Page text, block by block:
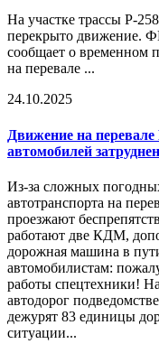
На участке трассы Р-
перекрыто движение.
сообщает о временном
на перевале ...
24.10.2025
Движение на перевале
автомобилей
Из-за сложных
автотранспорта на
проезжают
работают две КДМ,
дорожная машина в
автомобилистам:
работы спецтехники!
автодорог
дежурят 83 единицы
ситуации...